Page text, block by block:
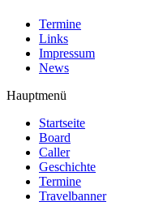
Termine
Links
Impressum
News
Hauptmenü
Startseite
Board
Caller
Geschichte
Termine
Travelbanner